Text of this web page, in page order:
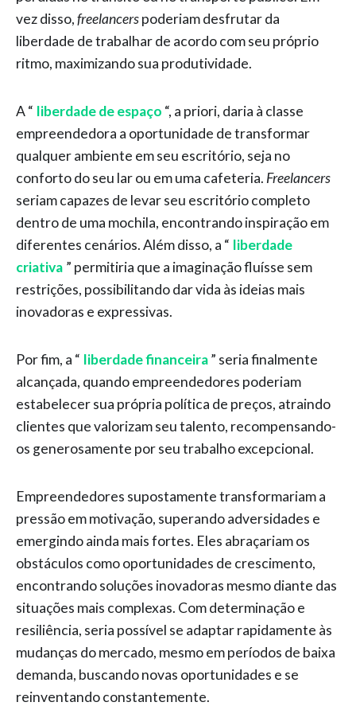
vez disso,freelancerspoderiam desfrutar da
liberdade de trabalhar de acordo com seu próprio
ritmo, maximizando sua produtividade.
A “ liberdade de espaço “, a priori, daria à classe
empreendedora a oportunidade de transformar
qualquer ambiente em seu escritório, seja no
conforto do seu lar ou em uma cafeteria. Freelancers
seriam capazes de levar seu escritório completo
dentro de uma mochila, encontrando inspiração em
diferentes cenários. Além disso, a “ liberdade
criativa ” permitiria que a imaginação fluísse sem
restrições, possibilitando dar vida às ideias mais
inovadoras e expressivas.
Por fim, a “ liberdade financeira ” seria finalmente
alcançada, quando empreendedores poderiam
estabelecer sua própria política de preços, atraindo
clientes que valorizam seu talento, recompensando-
os generosamente por seu trabalho excepcional.
Empreendedores supostamente transformariam a
pressão em motivação, superando adversidades e
emergindo ainda mais fortes. Eles abraçariam os
obstáculos como oportunidades de crescimento,
encontrando soluções inovadoras mesmo diante das
situações mais complexas. Com determinação e
resiliência, seria possível se adaptar rapidamente às
mudanças do mercado, mesmo em períodos de baixa
demanda, buscando novas oportunidades e se
reinventando constantemente.